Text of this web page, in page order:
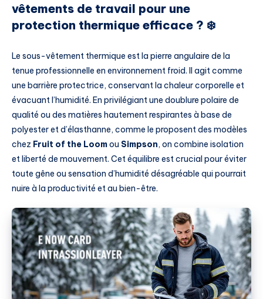
vêtements de travail pour une
protection thermique efficace ? ❄️
Le sous-vêtement thermique est la pierre angulaire de la
tenue professionnelle en environnement froid. Il agit comme
une barrière protectrice, conservant la chaleur corporelle et
évacuant l’humidité. En privilégiant une doublure polaire de
qualité ou des matières hautement respirantes à base de
polyester et d’élasthanne, comme le proposent des modèles
chez Fruit of the Loomou Simpson, on combine isolation
et liberté de mouvement. Cet équilibre est crucial pour éviter
toute gêne ou sensation d’humidité désagréable qui pourrait
nuire à la productivité et au bien-être.